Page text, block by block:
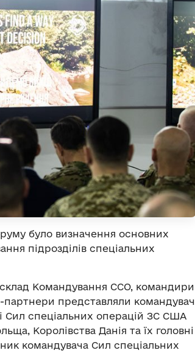
було визначення основних
підрозділів спеціальних
склад Командування ССО, командири
партнери представляли командувач
Сил спеціальних операцій ЗС США
Королівства Данія та їх головні
командувача Сил спеціальних